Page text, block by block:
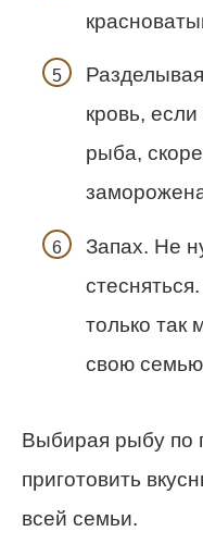
кровь,
рыба,
Запах. Не
только так
свою
Выбирая рыбу по
приготовить
всей семьи.